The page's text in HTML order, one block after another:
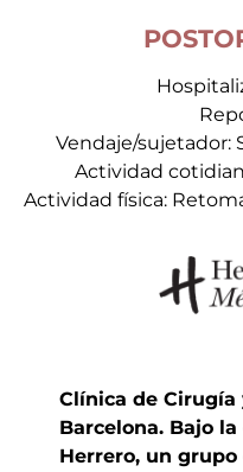
Vendaje/sujetador:
Actividad
Actividad física:
Clínica de Cirugía
Barcelona. Bajo
Herrero, un